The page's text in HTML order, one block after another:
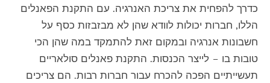
כדרך להפחית את צריכת האנרגיה. עם התקנת הפאנלים
הללו, חברות יכולות לוודא שהן לא מבזבזות כסף על
חשבונות אנרגיה ובמקום זאת להתמקד במה שהן הכי
טובות בו – לייצר הכנסות. התקנת פאנלים סולאריים
תעשייתיים הפכה להכרח עבור חברות רבות. הם צריכים